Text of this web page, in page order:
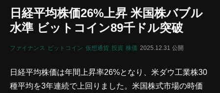
日経平均株価26%上昇 米国株バブル
水準 ビットコイン89千ドル突破
ファイナンス ビットコイン 仮想通貨 投資 株価 2025.12.31 公開
日経平均株価は年間上昇率26%となり、米ダウ工業株30
種平均を3年連続で上回りました。米国株式市場の時価